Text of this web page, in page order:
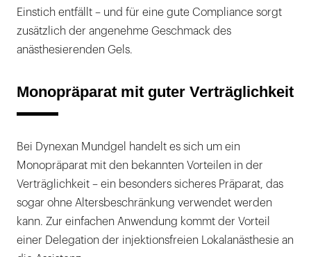
Einstich entfällt – und für eine gute Compliance sorgt
zusätzlich der angenehme Geschmack des
anästhesierenden Gels.
Monopräparat mit guter Verträglichkeit
Bei Dynexan Mundgel handelt es sich um ein
Monopräparat mit den bekannten Vorteilen in der
Verträglichkeit – ein besonders sicheres Präparat, das
sogar ohne Altersbeschränkung verwendet werden
kann. Zur einfachen Anwendung kommt der Vorteil
einer Delegation der injektionsfreien Lokalanästhesie an